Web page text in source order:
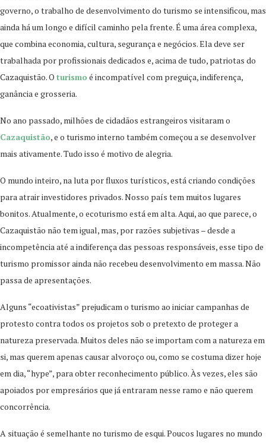
governo, o trabalho de desenvolvimento do turismo se intensificou, mas
ainda há um longo e difícil caminho pela frente. É uma área complexa,
que combina economia, cultura, segurança e negócios. Ela deve ser
trabalhada por profissionais dedicados e, acima de tudo, patriotas do
Cazaquistão. O turismo é incompatível com preguiça, indiferença,
ganância e grosseria.
No ano passado, milhões de cidadãos estrangeiros visitaram o
Cazaquistão, e o turismo interno também começou a se desenvolver
mais ativamente. Tudo isso é motivo de alegria.
O mundo inteiro, na luta por fluxos turísticos, está criando condições
para atrair investidores privados. Nosso país tem muitos lugares
bonitos. Atualmente, o ecoturismo está em alta. Aqui, ao que parece, o
Cazaquistão não tem igual, mas, por razões subjetivas – desde a
incompetência até a indiferença das pessoas responsáveis, esse tipo de
turismo promissor ainda não recebeu desenvolvimento em massa. Não
passa de apresentações.
Alguns “ecoativistas” prejudicam o turismo ao iniciar campanhas de
protesto contra todos os projetos sob o pretexto de proteger a
natureza preservada. Muitos deles não se importam com a natureza em
si, mas querem apenas causar alvoroço ou, como se costuma dizer hoje
em dia, “hype”, para obter reconhecimento público. Às vezes, eles são
apoiados por empresários que já entraram nesse ramo e não querem
concorrência.
A situação é semelhante no turismo de esqui. Poucos lugares no mundo